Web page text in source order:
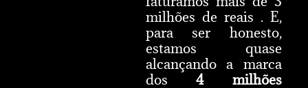
milhões de reais . E,
para ser honesto,
estamos quase
alcançando a marca
dos 4 milhões